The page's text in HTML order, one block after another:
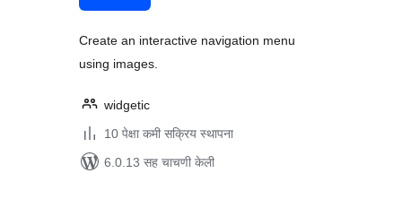
Create an interactive navigation menu
using images.
widgetic
10 पेक्षा कमी सक्रिय स्थापना
6.0.13 सह चाचणी केली